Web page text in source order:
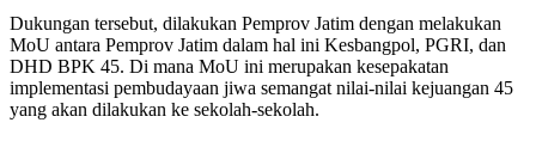
Dukungan tersebut, dilakukan Pemprov Jatim dengan melakukan
MoU antara Pemprov Jatim dalam hal ini Kesbangpol, PGRI, dan
DHD BPK 45. Di mana MoU ini merupakan kesepakatan
implementasi pembudayaan jiwa semangat nilai-nilai kejuangan 45
yang akan dilakukan ke sekolah-sekolah.